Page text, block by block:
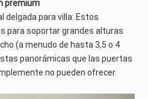
premium
delgada para villa: Estos
para soportar grandes alturas
(a menudo de hasta 3,5 o 4
panorámicas que las puertas
no pueden ofrecer.